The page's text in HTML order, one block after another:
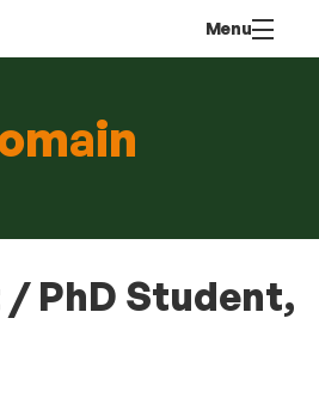
contenu
Menu
PhD Student,